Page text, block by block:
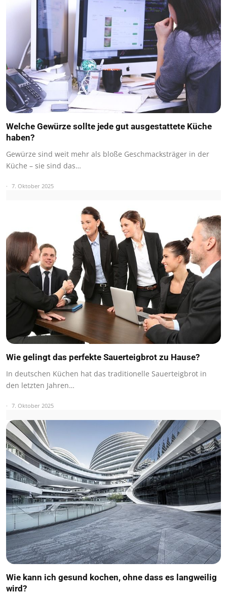
Welche Gewürze sollte jede gut ausgestattete Küche
haben?
Gewürze sind weit mehr als bloße Geschmacksträger in der
Küche – sie sind das…
7. Oktober 2025
Wie gelingt das perfekte Sauerteigbrot zu Hause?
In deutschen Küchen hat das traditionelle Sauerteigbrot in
den letzten Jahren…
7. Oktober 2025
Wie kann ich gesund kochen, ohne dass es langweilig
wird?